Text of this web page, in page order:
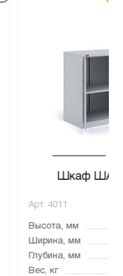
Шкаф
Арт. 4011
Высота, мм
Ширина, мм
Глубина, мм
Вес, кг